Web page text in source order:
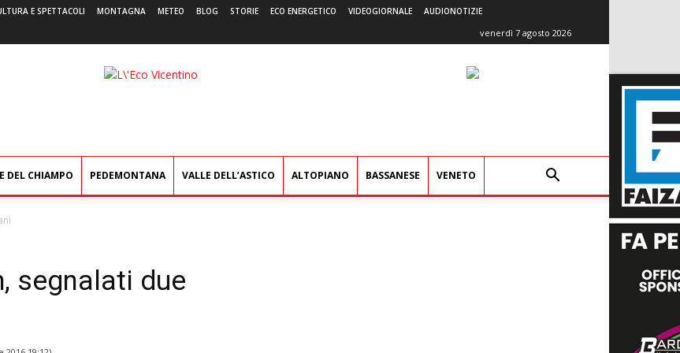
E SPETTACOLI MONTAGNA METEO BLOG STORIE ECO ENERGETICO VIDEOGIORNALE AUDIONOTIZIE
venerdì 7 agosto 2026
L'Eco
DEL CHIAMPO PEDEMONTANA VALLE DELL’ASTICO ALTOPIANO BASSANESE VENETO
segnalati due